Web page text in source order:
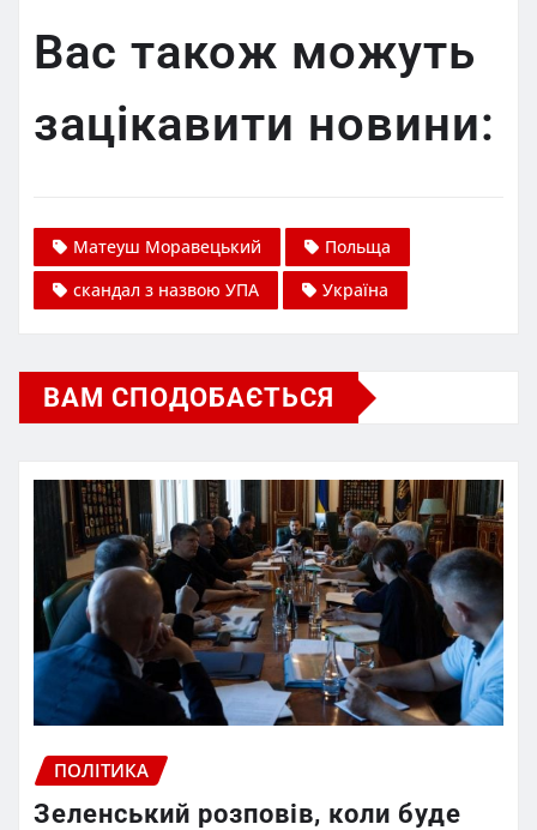
Вас також можуть
зацікавити новини:
Матеуш Моравецький
Польща
скандал з назвою УПА
Україна
ВАМ СПОДОБАЄТЬСЯ
ПОЛІТИКА
Зеленський розповів, коли буде